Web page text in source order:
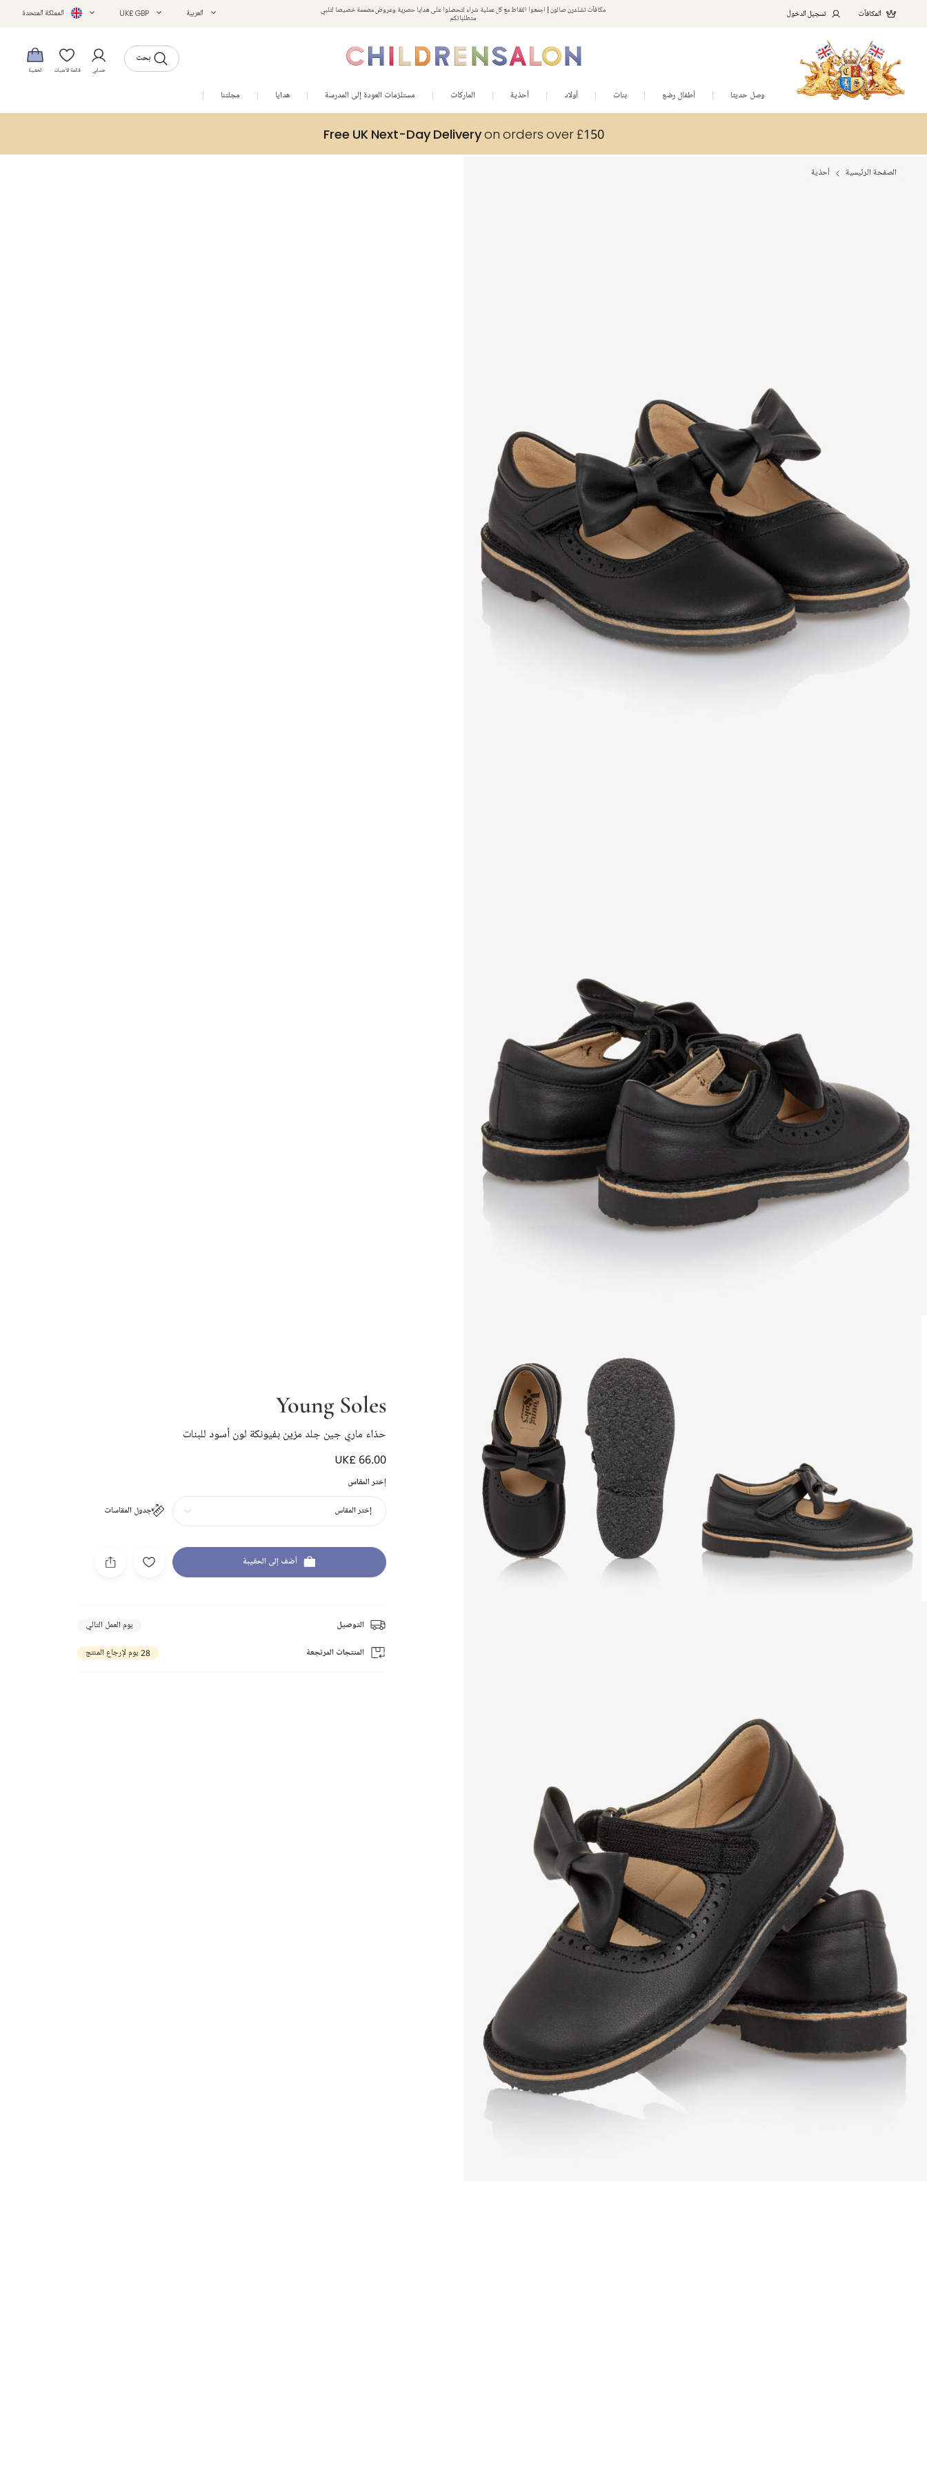
استمتعوا بخصم 10% على طلبيتكم الأولى كهدية ترحيب. سجلوا من هنا
مكافآت تشلدرن صالون | اجمعوا النقاط مع كل عملية شراء لتحصلوا على هدايا حصرية وعروض مصممة خصيصا لتلبي
متطلباتكم
المكافآت تسجيل الدخول العربية UK£ GBP المملكة المتحدة
بحث
حسابي قائمة الأمنيات الحقيبة
وصل حديثا أطفال رضع بنات أولاد أحذية الماركات مستلزمات العودة إلى المدرسة هدايا مجلتنا
Free UK Next-Day Deliveryon orders over £150
الصفحة الرئيسية أحذية
Young Soles
حذاء ماري جين جلد مزين بفيونكة لون أسود للبنات
UK£ 66.00
إختر المقاس
جدول المقاسات إختر المقاس
أضف إلى الحقيبة
التوصيل يوم العمل التالي
المنتجات المرتجعة 28 يوم لإرجاع المنتج